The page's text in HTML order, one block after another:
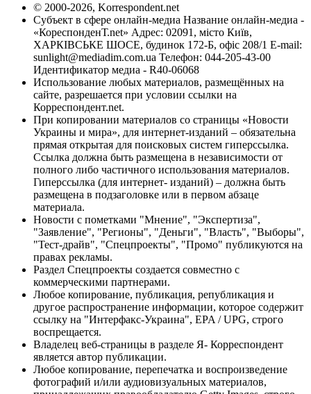
© 2000-2026, Korrespondent.net
Субъект в сфере онлайн-медиа Название онлайн-медиа -
«КореспонденТ.net» Адрес: 02091, місто Київ,
ХАРКІВСЬКЕ ШОСЕ, будинок 172-Б, офіс 208/1 E-mail:
sunlight@mediadim.com.ua Телефон: 044-205-43-00
Идентификатор медиа - R40-06068
Использование любых материалов, размещённых на
сайте, разрешается при условии ссылки на
Корреспондент.net.
При копировании материалов со страницы «Новости
Украины и мира», для интернет-изданий – обязательна
прямая открытая для поисковых систем гиперссылка.
Ссылка должна быть размещена в независимости от
полного либо частичного использования материалов.
Гиперссылка (для интернет- изданий) – должна быть
размещена в подзаголовке или в первом абзаце
материала.
Новости с пометками "Мнение", "Экспертиза",
"Заявление", "Регионы", "Деньги", "Власть", "Выборы",
"Тест-драйв", "Спецпроекты", "Промо" публикуются на
правах рекламы.
Раздел Спецпроекты создается совместно с
коммерческими партнерами.
Любое копирование, публикация, републикация и
другое распространение информации, которое содержит
ссылку на "Интерфакс-Украина", EPA / UPG, строго
воспрещается.
Владелец веб-страницы в разделе Я- Корреспондент
является автор публикации.
Любое копирование, перепечатка и воспроизведение
фотографий и/или аудиовизуальных материалов,